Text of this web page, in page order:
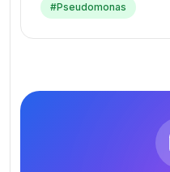
#Pseudomonas